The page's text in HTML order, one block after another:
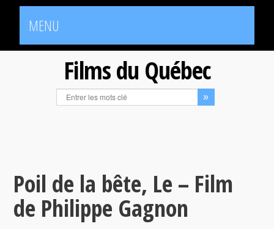
MENU
Films du Québec
Poil de la bête, Le – Film
de Philippe Gagnon